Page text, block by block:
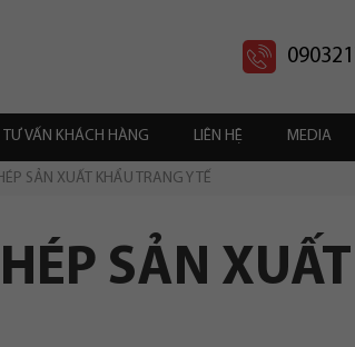
TƯ VẤN KHÁCH HÀNG LIÊN HỆ MEDIA
SẢN XUẤT KHẨU TRANG Y TẾ
SẢN XUẤT